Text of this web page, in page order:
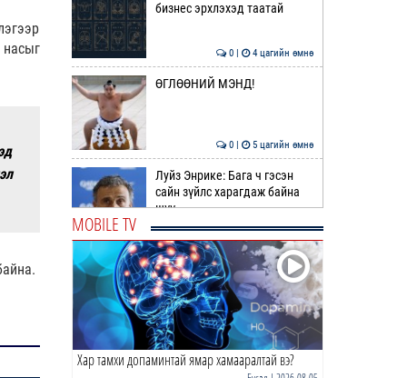
бизнес эрхлэхэд таатай
0 | 4 цагийн өмнө
ӨГЛӨӨНИЙ МЭНД!
0 | 5 цагийн өмнө
Луйз Энрике: Бага ч гэсэн
сайн зүйлс харагдаж байна
шүү
БНХАУ | ӨМӨЗО-ны Баян-
Овоогийн ордод 74 сая
ам.долларын хөрөнгө
оруулн…
0 | 21 цагийн өмнө
ТОО | Монгол Улс 142.6 сая
MOBILE TV
Хар тамхи допаминтай ямар хамааралтай вэ?